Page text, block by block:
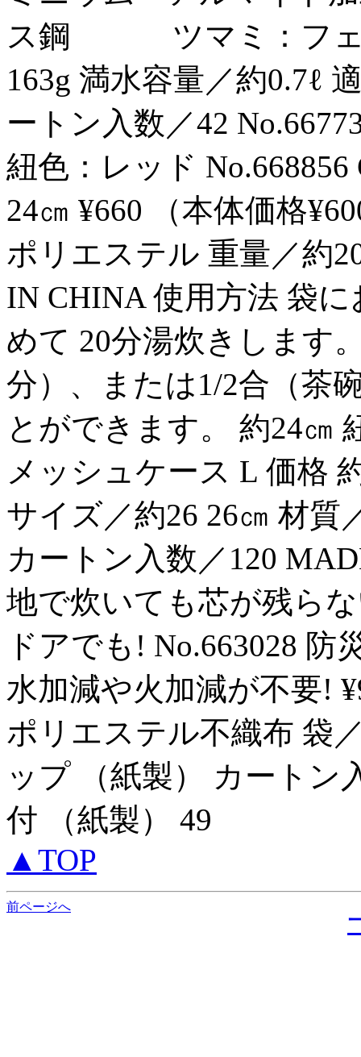
ス鋼 ツマミ：フェノ
163g 満水容量／約0.7ℓ
ートン入数／42
紐色：レッド
24㎝ ¥660 （本体価格
ポリエステル 重量／約
IN CHINA 使用方法 袋
めて 20分湯炊きします
分）、または1/2合（茶
とができます。 約24㎝
メッシュケース L 価格
サイズ／約26 26㎝ 材質
カートン入数／120
地で炊いても芯が残ら
ドアでも! No.663028 防
水加減や火加減が不要!
ポリエステル不織布 袋
ップ （紙製） カートン
付 （紙製） 49
▲TOP
前ページへ